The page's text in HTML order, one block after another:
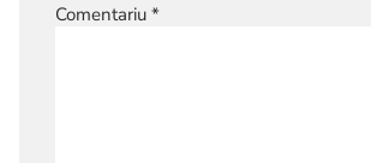
Comentariu *